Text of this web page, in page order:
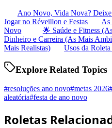
Ano Novo, Vida Nova?
Jogar no Réveillon e Festas
As
Novo
🌟 Saúde e Fitness
Dinheiro e Carreira (As Mais
Mais Realistas)
Usos da
Explore Related Topics
#resoluções ano novo#metas 2026
aleatória#festa de ano novo
Roletas